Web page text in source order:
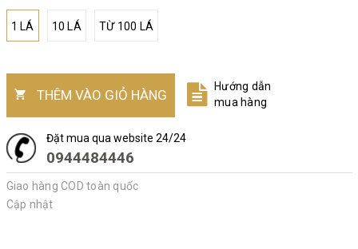
1 LÁ 10 LÁ TỪ 100 LÁ
THÊM VÀO GIỎ HÀNG
Hướng dẫn
mua hàng
Đặt mua qua website 24/24
0944484446
Giao hàng COD toàn quốc
Cập nhật